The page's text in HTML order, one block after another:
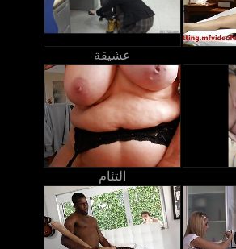
عشيقة
التئام